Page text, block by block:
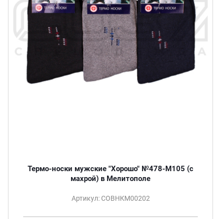
Термо-носки мужские "Хорошо" №478-M105 (с
махрой) в Мелитополе
Артикул: СОВНКМ00202